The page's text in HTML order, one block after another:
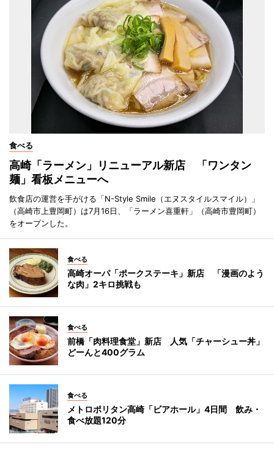
食べる
高崎「ラーメン」リニューアル新店 「ワンタン
麺」看板メニューへ
飲食店の運営を手がける「N-Style Smile（エヌスタイルスマイル）」
（高崎市上豊岡町）は7月16日、「ラーメン喜重軒」（高崎市豊岡町）
をオープンした。
食べる
高崎オーパ「ポークステーキ」新店 「漫画のよう
な肉」2キロ挑戦も
食べる
前橋「肉料理食堂」新店 人気「チャーシュー丼」
どーんと400グラム
食べる
メトロポリタン高崎「ビアホール」4日間 飲み・
食べ放題120分